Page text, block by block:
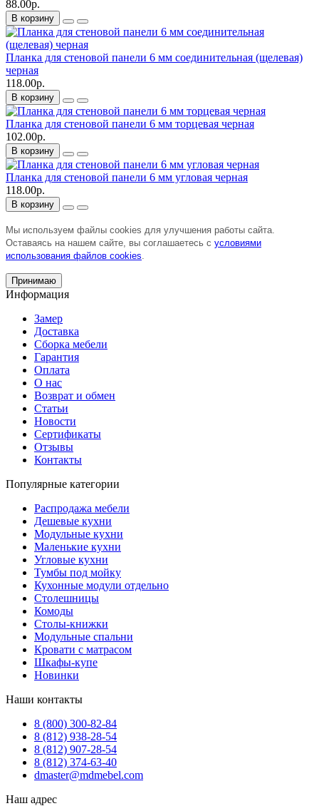
88.00р.
В корзину
Планка для стеновой панели 6 мм соединительная (щелевая)
черная
118.00р.
В корзину
Планка для стеновой панели 6 мм торцевая черная
102.00р.
В корзину
Планка для стеновой панели 6 мм угловая черная
118.00р.
В корзину
Мы используем файлы cookies для улучшения работы сайта.
Оставаясь на нашем сайте, вы соглашаетесь с условиями
использования файлов cookies.
Принимаю
Информация
Замер
Доставка
Сборка мебели
Гарантия
Оплата
О нас
Возврат и обмен
Статьи
Новости
Сертификаты
Отзывы
Контакты
Популярные категории
Распродажа мебели
Дешевые кухни
Модульные кухни
Маленькие кухни
Угловые кухни
Тумбы под мойку
Кухонные модули отдельно
Столешницы
Комоды
Столы-книжки
Модульные спальни
Кровати с матрасом
Шкафы-купе
Новинки
Наши контакты
8 (800) 300-82-84
8 (812) 938-28-54
8 (812) 907-28-54
8 (812) 374-63-40
dmaster@mdmebel.com
Наш адрес